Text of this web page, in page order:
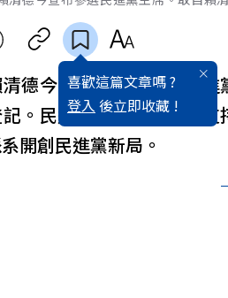
喜歡這篇文章嗎 ?
登入 後立即收藏 !
德今天宣布決定參選民
。民進黨內跨派系立委
開創民進黨新局。